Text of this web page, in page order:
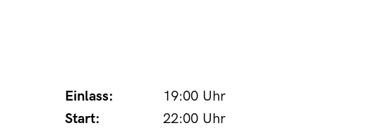
Einlass:
19:00 Uhr
Start:
22:00 Uhr